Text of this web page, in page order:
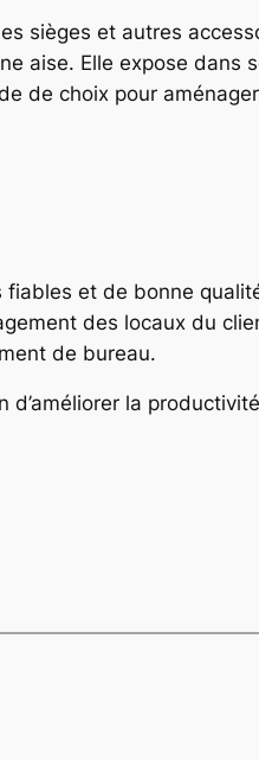
sièges et autres
aise. Elle expose dans
de choix pour
et de bonne
des locaux du
de bureau.
d’améliorer la